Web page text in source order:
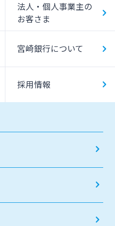
法人・個人事業主の
お客さま
宮崎銀行について
採用情報